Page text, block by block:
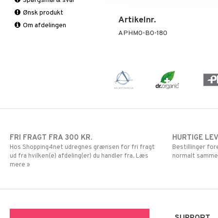
Artikelnr.
APHM0-B0-180
Urinveje
Fedtforbrænding
Måltidserstatning
Øvrige
B vitaminer
Børn
C vitaminer
Ønsk produkt
Om afdelingen
FRI FRAGT FRA 300 KR.
Hos Shopping4net udregnes grænsen for fri fragt
ud fra hvilken(e) afdeling(er) du handler fra. Læs
mere »
HURTIGE
Bestillinger
normalt